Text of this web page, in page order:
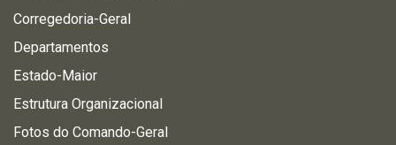
Corregedoria-Geral
Departamentos
Estado-Maior
Estrutura Organizacional
Fotos do Comando-Geral